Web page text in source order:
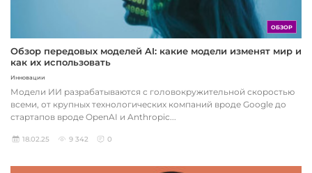
ОБЗОР
Обзор передовых моделей AI: какие модели изменят мир и
как их использовать
Инновации
Модели ИИ разрабатываются с головокружительной скоростью
всеми, от крупных технологических компаний вроде Google до
стартапов вроде OpenAI и Anthropic...
18.02.25 9 342 0